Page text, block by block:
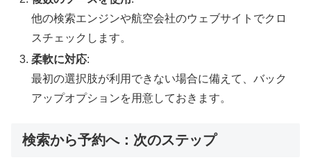
他の検索エンジンや航空会社のウェブサイトでクロ
スチェックします。
柔軟に対応:
最初の選択肢が利用できない場合に備えて、バック
アップオプションを用意しておきます。
検索から予約へ：次のステップ